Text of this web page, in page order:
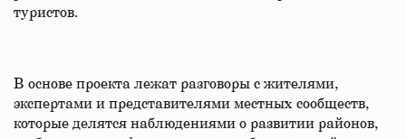
туристов.
В основе проекта лежат разговоры с жителями,
экспертами и представителями местных сообществ,
которые делятся наблюдениями о развитии районов,